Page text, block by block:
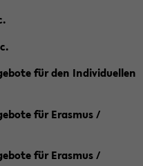
für den Individuellen
für Erasmus /
für Erasmus /